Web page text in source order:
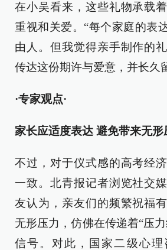
在小吴看来，这些礼物承载
重视和关爱。“每个家庭的表
由人。但我觉得亲手制作的
传达这份期许与爱意，并长久
·专家观点·
家长应适度表达 避免带来无形
不过，对于仪式感的高考经
一致。北青报记者浏览社交
友认为，亲友们的频繁祝福
无形压力，仿佛在传递着“压
信号。对此，国家二级心理